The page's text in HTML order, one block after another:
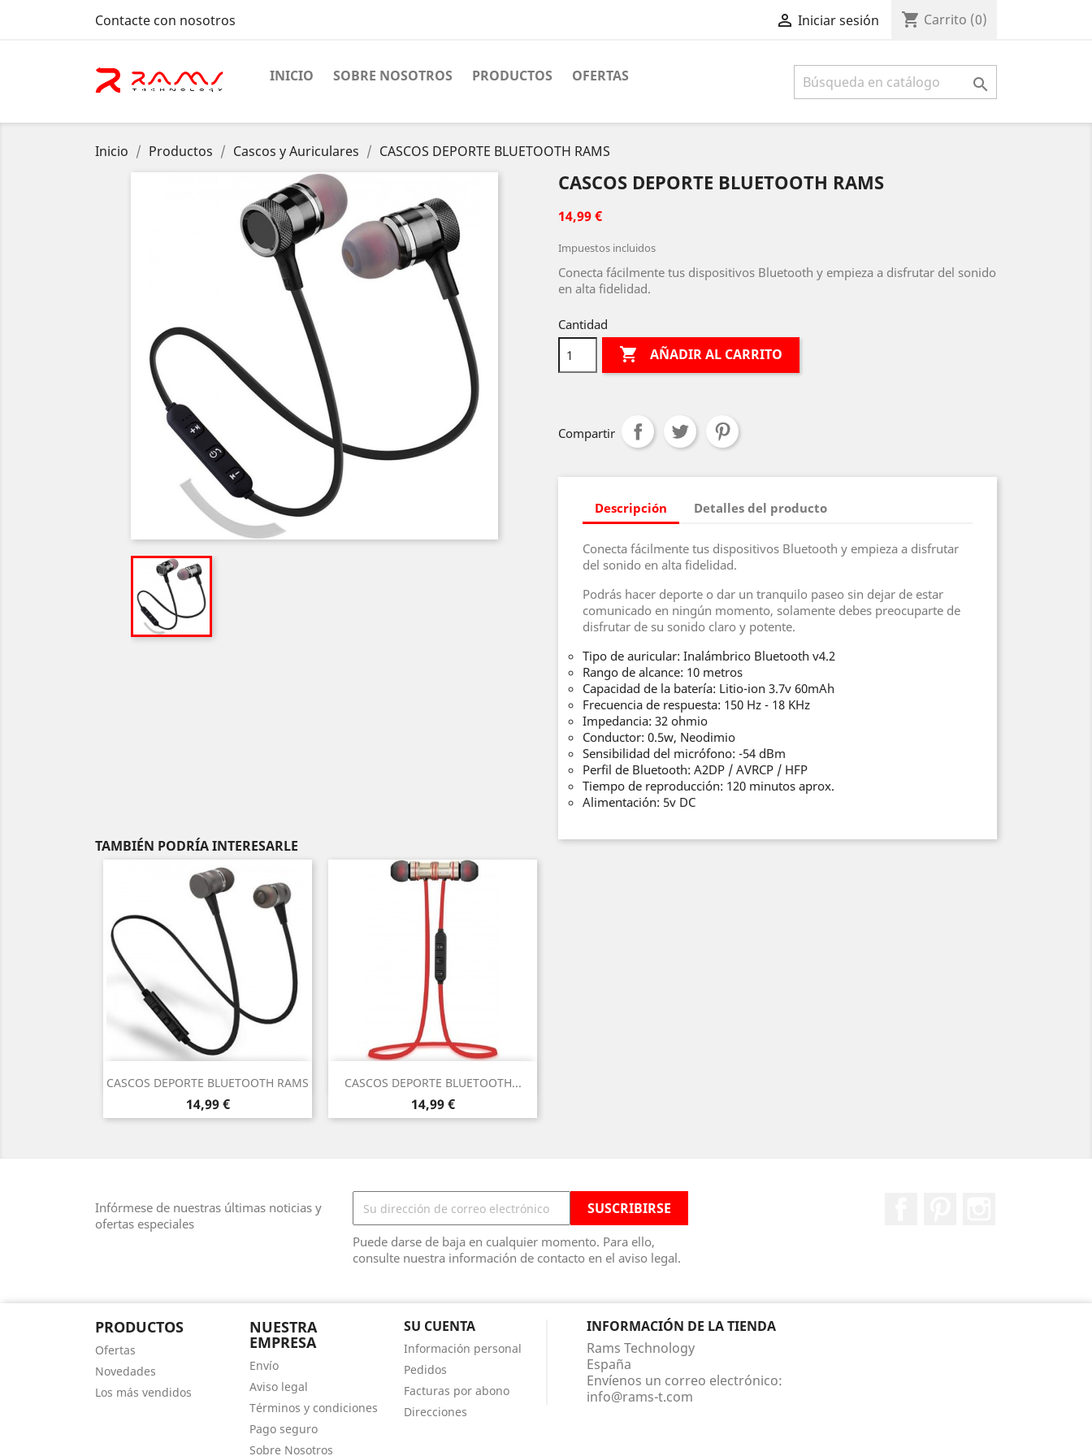
Contacte con nosotros  Iniciar sesión shopping_cart Carrito (0)
INICIO SOBRE NOSOTROS PRODUCTOS OFERTAS 
Inicio Productos Cascos y Auriculares CASCOS DEPORTE BLUETOOTH RAMS
CASCOS DEPORTE BLUETOOTH RAMS
14,99 €
Impuestos incluidos
Conecta fácilmente tus dispositivos Bluetooth y empieza a disfrutar del sonido
en alta fidelidad.
Cantidad
 AÑADIR AL CARRITO
Compartir
Descripción Detalles del producto
Conecta fácilmente tus dispositivos Bluetooth y empieza a disfrutar
del sonido en alta fidelidad.
Podrás hacer deporte o dar un tranquilo paseo sin dejar de estar
comunicado en ningún momento, solamente debes preocuparte de
disfrutar de su sonido claro y potente.
Tipo de auricular: Inalámbrico Bluetooth v4.2
Rango de alcance: 10 metros
Capacidad de la batería: Litio-ion 3.7v 60mAh
Frecuencia de respuesta: 150 Hz - 18 KHz
Impedancia: 32 ohmio
Conductor: 0.5w, Neodimio
Sensibilidad del micrófono: -54 dBm
Perfil de Bluetooth: A2DP / AVRCP / HFP
Tiempo de reproducción: 120 minutos aprox.
Alimentación: 5v DC
TAMBIÉN PODRÍA INTERESARLE
CASCOS DEPORTE BLUETOOTH RAMS
Precio
14,99 €
Vista rápida CASCOS DEPORTE BLUETOOTH...
Precio
14,99 €
Vista rápida
Infórmese de nuestras últimas noticias y
ofertas especiales
Puede darse de baja en cualquier momento. Para ello,
consulte nuestra información de contacto en el aviso legal.
PRODUCTOS
Ofertas
Novedades
Los más vendidos
NUESTRA
EMPRESA
Envío
Aviso legal
Términos y condiciones
Pago seguro
Sobre Nosotros
SU CUENTA
Información personal
Pedidos
Facturas por abono
Direcciones
INFORMACIÓN DE LA TIENDA
Rams Technology
España
Envíenos un correo electrónico:
info@rams-t.com